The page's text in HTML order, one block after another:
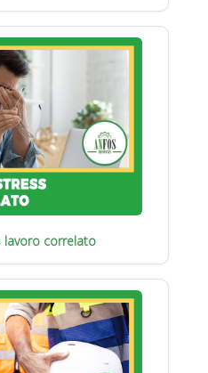
lavoro correlato